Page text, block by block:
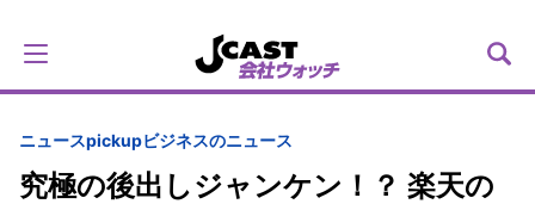
ニュースpickupビジネスのニュース
究極の後出しジャンケン！？ 楽天の